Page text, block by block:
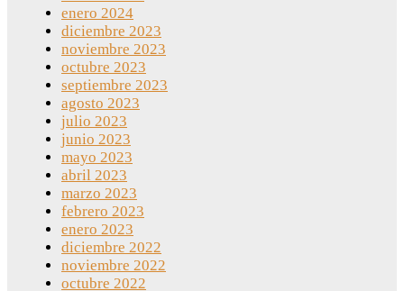
enero 2024
diciembre 2023
noviembre 2023
octubre 2023
septiembre 2023
agosto 2023
julio 2023
junio 2023
mayo 2023
abril 2023
marzo 2023
febrero 2023
enero 2023
diciembre 2022
noviembre 2022
octubre 2022